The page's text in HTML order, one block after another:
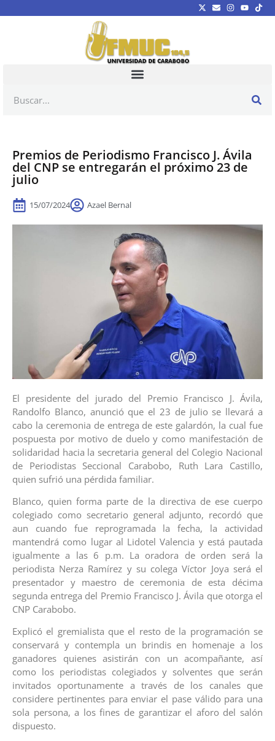
Premios de Periodismo Francisco J. Ávila
del CNP se entregarán el próximo 23 de
julio
15/07/2024 Azael Bernal
El presidente del jurado del Premio Francisco J. Ávila,
Randolfo Blanco, anunció que el 23 de julio se llevará a
cabo la ceremonia de entrega de este galardón, la cual fue
pospuesta por motivo de duelo y como manifestación de
solidaridad hacia la secretaria general del Colegio Nacional
de Periodistas Seccional Carabobo, Ruth Lara Castillo,
quien sufrió una pérdida familiar.
Blanco, quien forma parte de la directiva de ese cuerpo
colegiado como secretario general adjunto, recordó que
aun cuando fue reprogramada la fecha, la actividad
mantendrá como lugar al Lidotel Valencia y está pautada
igualmente a las 6 p.m. La oradora de orden será la
periodista Nerza Ramírez y su colega Víctor Joya será el
presentador y maestro de ceremonia de esta décima
segunda entrega del Premio Francisco J. Ávila que otorga el
CNP Carabobo.
Explicó el gremialista que el resto de la programación se
conservará y contempla un brindis en homenaje a los
ganadores quienes asistirán con un acompañante, así
como los periodistas colegiados y solventes que serán
invitados oportunamente a través de los canales que
considere pertinentes para enviar el pase válido para una
sola persona, a los fines de garantizar el aforo del salón
dispuesto.